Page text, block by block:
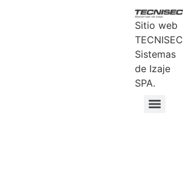
Sitio web
TECNISEC
Sistemas
de Izaje
SPA.